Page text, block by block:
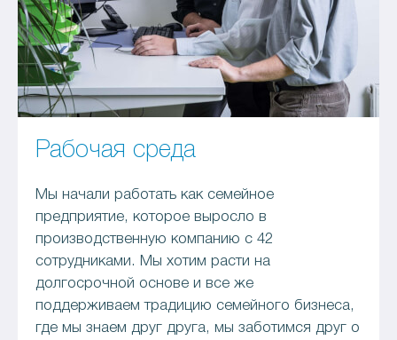
Рабочая среда
Мы начали работать как семейное
предприятие, которое выросло в
производственную компанию с 42
сотрудниками. Мы хотим расти на
долгосрочной основе и все же
поддерживаем традицию семейного бизнеса,
где мы знаем друг друга, мы заботимся друг о